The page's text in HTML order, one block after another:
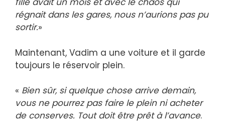
régnait dans les gares, nous n’aurions pas pu
sortir.»
Maintenant, Vadim a une voiture et il garde
toujours le réservoir plein.
« Bien sûr, si quelque chose arrive demain,
vous ne pourrez pas faire le plein ni acheter
de conserves. Tout doit être prêt à l’avance.